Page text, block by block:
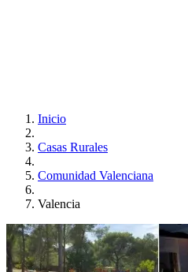
Inicio
Casas Rurales
Comunidad Valenciana
Valencia